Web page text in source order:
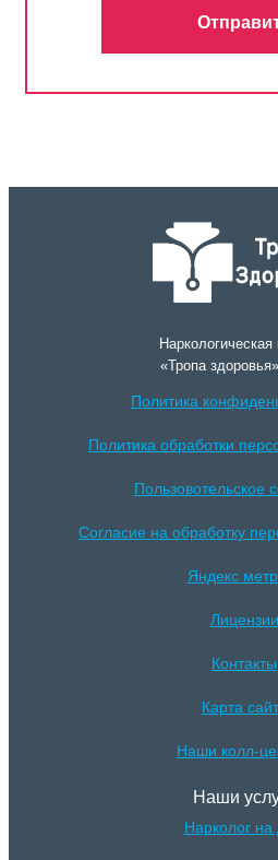
Наркологическая
«Тропа
Политика
Политика обработки
Пользовотельское
Согласие на обработку
Яндекс
Лицензии
Контакты
Карта
Наши колл-
Наши
Нарколог на